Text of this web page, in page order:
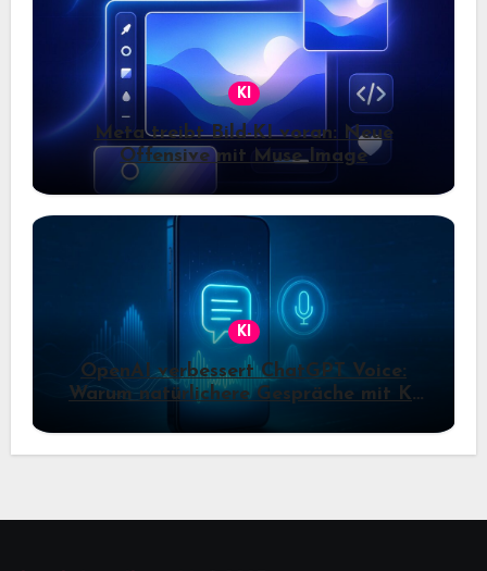
KI
Meta treibt Bild-KI voran: Neue
Offensive mit Muse Image
KI
OpenAI verbessert ChatGPT Voice:
Warum natürlichere Gespräche mit KI
jetzt wichtiger werden